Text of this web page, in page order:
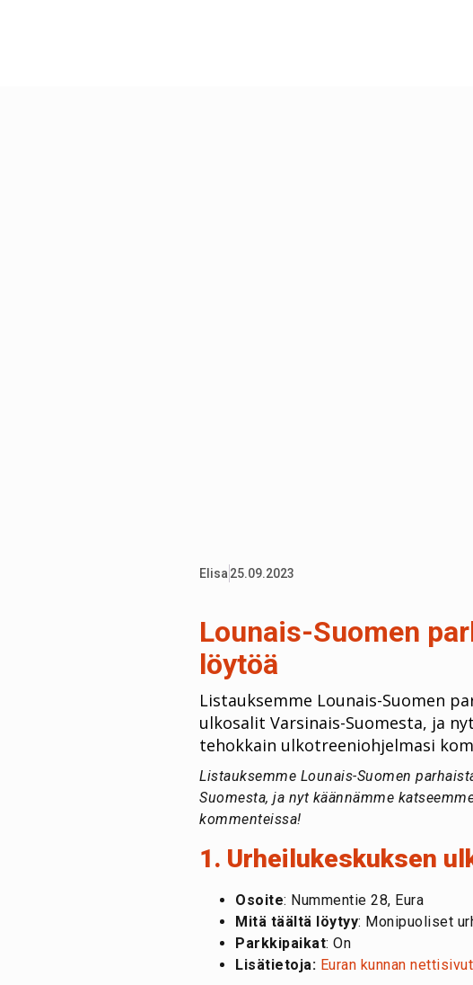
Elisa 25.09.2023
Lounais-Suomen
löytöä
Listauksemme Lounais-Suomen
ulkosalit Varsinais-Suomesta, ja
tehokkain ulkotreeniohjelmasi
Listauksemme Lounais-Suomen
Suomesta, ja nyt käännämme
kommenteissa!
1. Urheilukeskuksen
Osoite: Nummentie 28, Eura
Mitä täältä löytyy: Monipuoliset
Parkkipaikat: On
Lisätietoja: Euran kunnan nettisivut